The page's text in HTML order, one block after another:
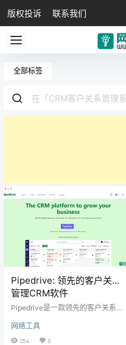
版权投诉 联系我们
全部标签
Pipedrive: 领先的客户关系
管理CRM软件
Pipedrive是一款领先的客户关系管
和跟进销售和业务流程。该软件使
用直观的界面和易于使用的工具来
网络工具
354 0